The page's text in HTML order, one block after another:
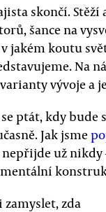
skončí.
šance na
koutu
Na
vývoje a
ptát, kdy bude
Jak jsme
už
zda